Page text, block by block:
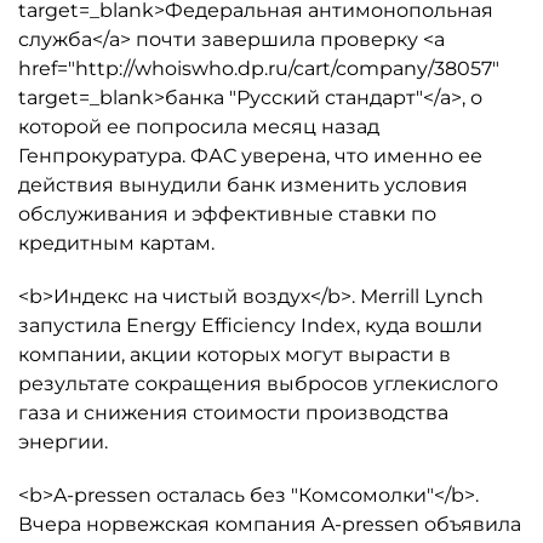
target=_blank>Федеральная антимонопольная
служба</a> почти завершила проверку <a
href="http://whoiswho.dp.ru/cart/company/38057"
target=_blank>банка "Русский стандарт"</a>, о
которой ее попросила месяц назад
Генпрокуратура. ФАС уверена, что именно ее
действия вынудили банк изменить условия
обслуживания и эффективные ставки по
кредитным картам.
<b>Индекс на чистый воздух</b>. Merrill Lynch
запустила Energy Efficiency Index, куда вошли
компании, акции которых могут вырасти в
результате сокращения выбросов углекислого
газа и снижения стоимости производства
энергии.
<b>A-pressen осталась без "Комсомолки"</b>.
Вчера норвежская компания A-pressen объявила